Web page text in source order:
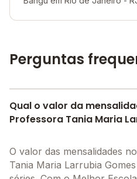
Perguntas
Qual o valor da
Professora Tania Maria
O valor das mensalidades
Tania Maria Larrubia